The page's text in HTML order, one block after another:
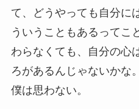
て、どうやっても自分に
ういうこともあるってこ
わらなくても、自分の心
ろがあるんじゃないかな
僕は思わない。